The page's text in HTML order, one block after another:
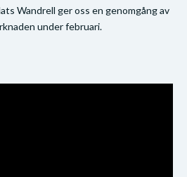
Wandrell ger oss en genomgång av
under februari.